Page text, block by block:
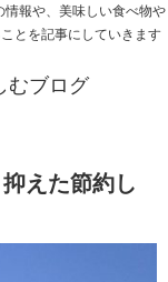
報や、美味しい食べ物や
とを記事にしていきます
むブログ
えた節約し